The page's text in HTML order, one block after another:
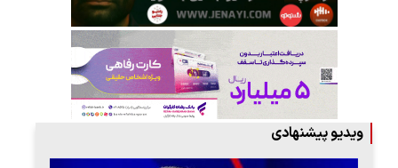
ویدیو پیشنهادی